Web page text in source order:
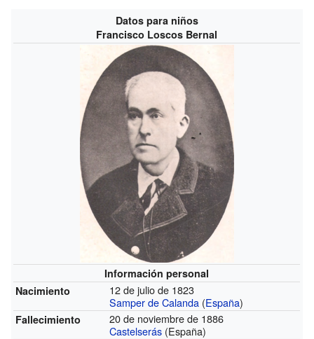
Datos para niños
Francisco Loscos Bernal
Información personal
Nacimiento
12 de julio de 1823
Samper de Calanda (España)
Fallecimiento
20 de noviembre de 1886
Castelserás (España)